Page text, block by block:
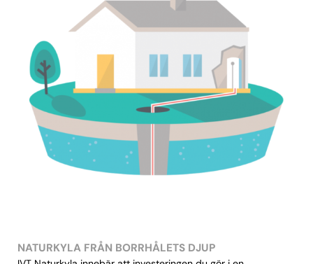
NATURKYLA FRÅN BORRHÅLETS DJUP